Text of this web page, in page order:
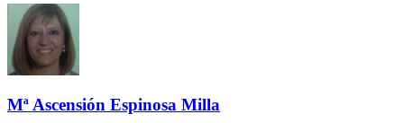
Mª Ascensión Espinosa Milla